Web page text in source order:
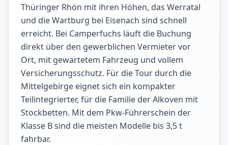
Thüringer Rhön mit ihren Höhen, das Werratal
und die Wartburg bei Eisenach sind schnell
erreicht. Bei Camperfuchs läuft die Buchung
direkt über den gewerblichen Vermieter vor
Ort, mit gewartetem Fahrzeug und vollem
Versicherungsschutz. Für die Tour durch die
Mittelgebirge eignet sich ein kompakter
Teilintegrierter, für die Familie der Alkoven mit
Stockbetten. Mit dem Pkw-Führerschein der
Klasse B sind die meisten Modelle bis 3,5 t
fahrbar.